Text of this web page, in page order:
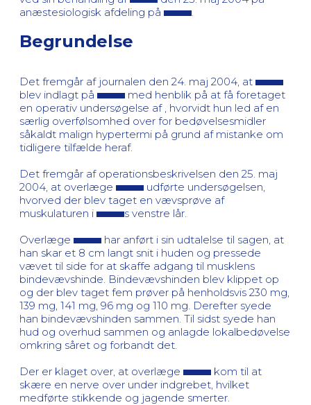
anæstesiologisk afdeling på
Begrundelse
Det fremgår af journalen den 24. maj 2004, at
blev indlagt på
med henblik på at få foretaget
en operativ undersøgelse af , hvorvidt hun led af en
særlig overfølsomhed over for bedøvelsesmidler
såkaldt malign hypertermi på grund af mistanke om
tidligere tilfælde heraf.
Det fremgår af operationsbeskrivelsen den 25. maj
2004, at overlæge
udførte undersøgelsen,
hvorved der blev taget en vævsprøve af
muskulaturen i
s venstre lår.
Overlæge
har anført i sin udtalelse til sagen, at
han skar et 8 cm langt snit i huden og pressede
vævet til side for at skaffe adgang til musklens
bindevævshinde. Bindevævshinden blev klippet op
og der blev taget fem prøver på henholdsvis 230 mg,
139 mg, 141 mg, 96 mg og 110 mg. Derefter syede
han bindevævshinden sammen. Til sidst syede han
hud og overhud sammen og anlagde lokalbedøvelse
omkring såret og forbandt det.
Der er klaget over, at overlæge
kom til at
skære en nerve over under indgrebet, hvilket
medførte stikkende og jagende smerter.